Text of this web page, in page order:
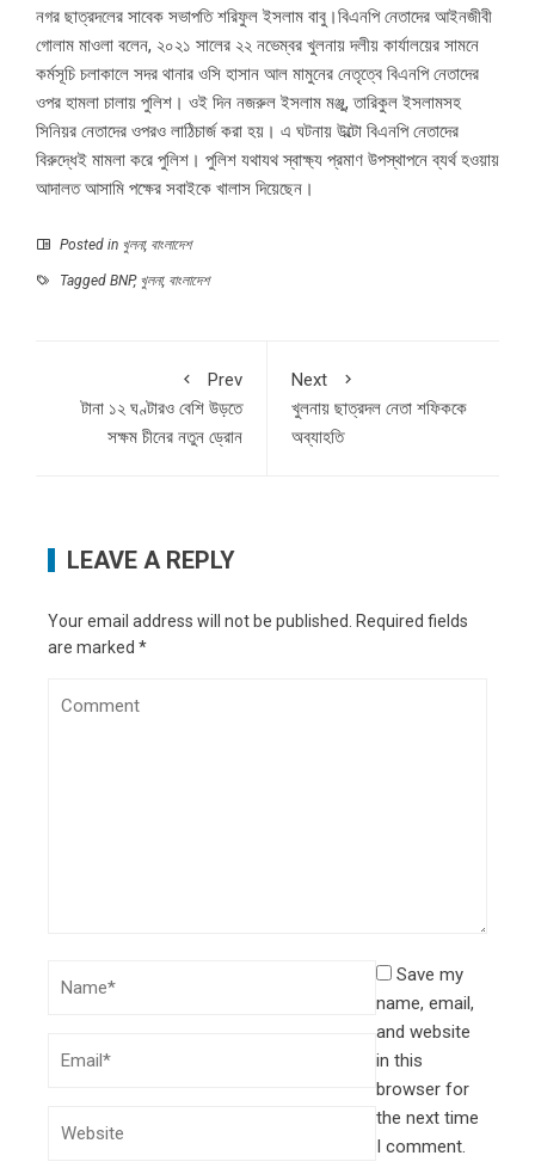
নগর ছাত্রদলের সাবেক সভাপতি শরিফুল ইসলাম বাবু।বিএনপি নেতাদের আইনজীবী
গোলাম মাওলা বলেন, ২০২১ সালের ২২ নভেম্বর খুলনায় দলীয় কার্যালয়ের সামনে
কর্মসূচি চলাকালে সদর থানার ওসি হাসান আল মামুনের নেতৃত্বে বিএনপি নেতাদের
ওপর হামলা চালায় পুলিশ। ওই দিন নজরুল ইসলাম মঞ্জু, তারিকুল ইসলামসহ
সিনিয়র নেতাদের ওপরও লাঠিচার্জ করা হয়। এ ঘটনায় উল্টো বিএনপি নেতাদের
বিরুদ্ধেই মামলা করে পুলিশ। পুলিশ যথাযথ স্বাক্ষ্য প্রমাণ উপস্থাপনে ব্যর্থ হওয়ায়
আদালত আসামি পক্ষের সবাইকে খালাস দিয়েছেন।
Posted in খুলনা, বাংলাদেশ
Tagged BNP, খুলনা, বাংলাদেশ
Prev
টানা ১২ ঘণ্টারও বেশি উড়তে
সক্ষম চীনের নতুন ড্রোন
Next
খুলনায় ছাত্রদল নেতা শফিককে
অব্যাহতি
LEAVE A REPLY
Your email address will not be published.
Required fields
are marked *
Save my
name, email,
and website
in this
browser for
the next time
I comment.